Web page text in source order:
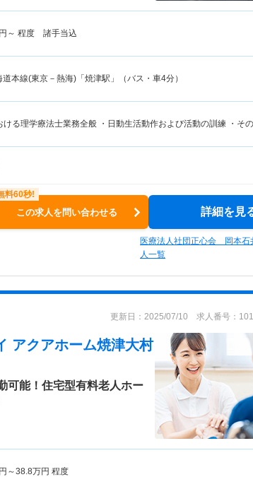
～ 程度 諸手当込
道本線(東京－熱海)「焼津駅」（バス・車4分）
る理学療法士業務全般 ・日動生活動作および活動の訓練 ・そ
この求人を問い合わせる 詳細を見
医療法人社団正心会 岡本石
人一覧
更新日：2025/07/10 求人番号：
アクアホーム焼津大村
可能！住宅型有料老人ホー
～38.8万円 程度